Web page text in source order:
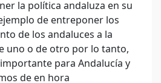
la política andaluza en su
de entreponer los
de los andaluces a la
uno o de otro por lo tanto,
para Andalucía y
de en hora